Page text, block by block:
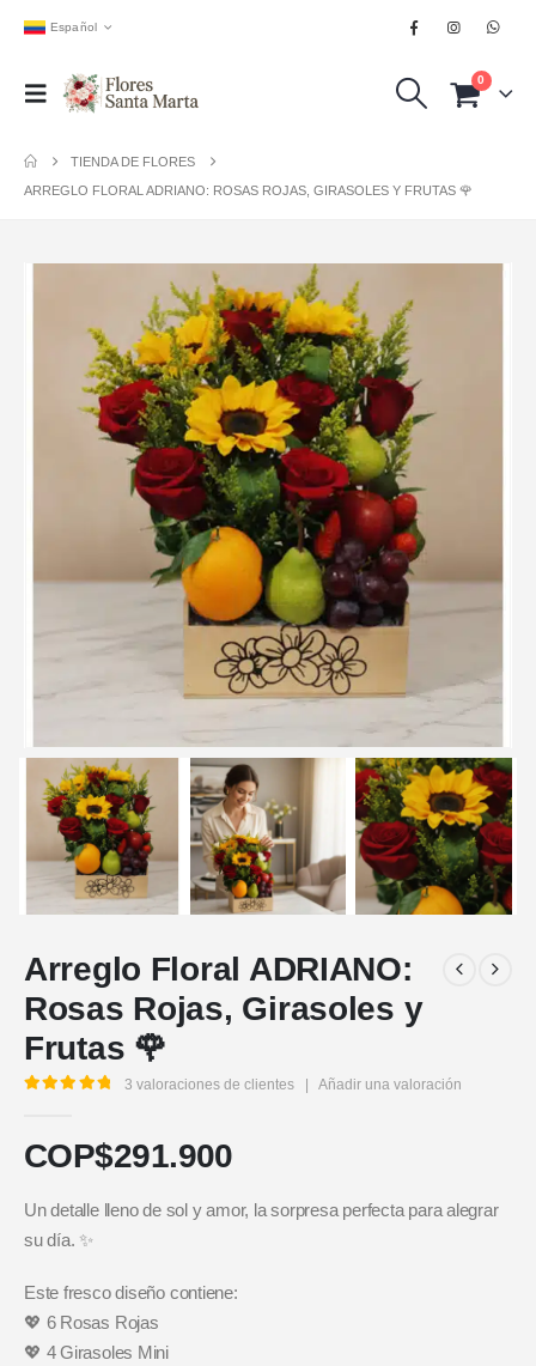
Español
0
TIENDA DE FLORES
ARREGLO FLORAL ADRIANO: ROSAS ROJAS, GIRASOLES Y FRUTAS 🌹
Arreglo Floral ADRIANO:
Rosas Rojas, Girasoles y
Frutas 🌹
3 valoraciones de clientes Añadir una valoración
COP$291.900
Un detalle lleno de sol y amor, la sorpresa perfecta para alegrar
su día. ✨
Este fresco diseño contiene:
💖 6 Rosas Rojas
💖 4 Girasoles Mini